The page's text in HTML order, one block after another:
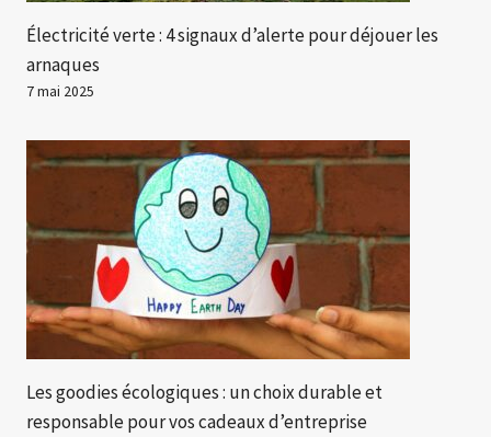
Électricité verte : 4 signaux d’alerte pour déjouer les
arnaques
7 mai 2025
Les goodies écologiques : un choix durable et
responsable pour vos cadeaux d’entreprise